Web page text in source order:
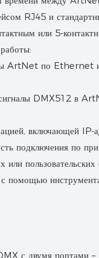
RJ45 и
или 5-
ArtNet по Ethernet
DMX512 в
включающей
подключения по
пользовательских
с помощью